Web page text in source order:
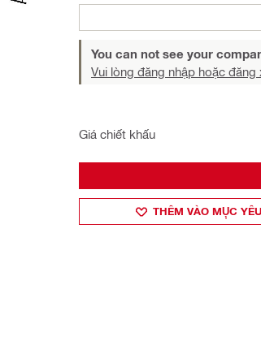
You can not see your
Vui lòng đăng nhập hoặc đăng
Giá chiết khấu
THÊM VÀO MỤ̣C